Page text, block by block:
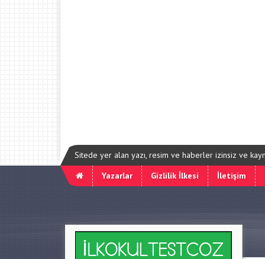
Sitede yer alan yazı, resim ve haberler izinsiz ve
Yazarlar
Gizlilik İlkesi İletişim